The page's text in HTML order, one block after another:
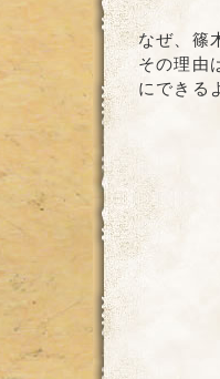
なぜ、篠
その理由
にできる